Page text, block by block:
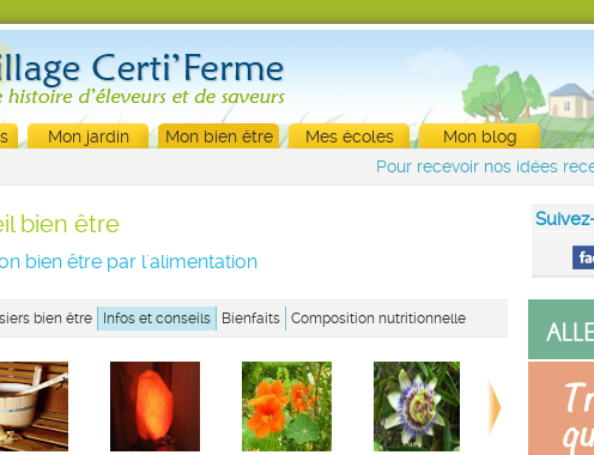
Mon jardin Mon bien être Mes écoles
Mon blog
Pour recevoir nos idées
bien être
bien être par l'alimentation
bien être Infos et conseils Bienfaits Composition nutritionnelle